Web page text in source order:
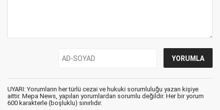
UYARI: Yorumların her türlü cezai ve hukuki sorumluluğu yazan kişiye
aittir. Mepa News, yapılan yorumlardan sorumlu değildir. Her bir yorum
600 karakterle (boşluklu) sınırlıdır.